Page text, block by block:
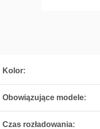
Kolor:
Obowiązujące modele:
Czas rozładowania: